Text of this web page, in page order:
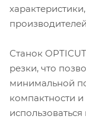
Станок
резки, что
минимальной
компактности